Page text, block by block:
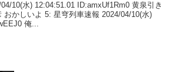
10(水) 12:04:51.01 ID:amxUf1Rm0 黄泉引き
おかしいよ 5: 星穹列車速報 2024/04/10(水)
俺...